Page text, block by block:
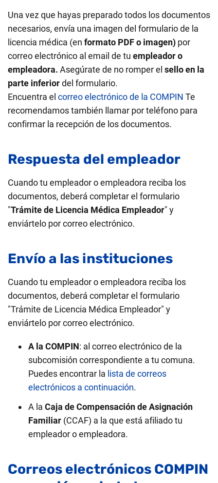
Una vez que hayas preparado todos los documentos
necesarios, envía una imagen del formulario de la
licencia médica (en formato PDF o imagen) por
correo electrónico al email de tu empleador o
empleadora. Asegúrate de no romper el sello en la
parte inferiordel formulario.
Encuentra el correo electrónico de la COMPIN Te
recomendamos también llamar por teléfono para
confirmar la recepción de los documentos.
Respuesta del empleador
Cuando tu empleador o empleadora reciba los
documentos, deberá completar el formulario
"Trámite de Licencia Médica Empleador" y
enviártelo por correo electrónico.
Envío a las instituciones
Cuando tu empleador o empleadora reciba los
documentos, deberá completar el formulario
"Trámite de Licencia Médica Empleador" y
enviártelo por correo electrónico.
A la COMPIN: al correo electrónico de la
subcomisión correspondiente a tu comuna.
Puedes encontrar la lista de correos
electrónicos a continuación.
A la Caja de Compensación de Asignación
Familiar (CCAF) a la que está afiliado tu
empleador o empleadora.
Correos electrónicos COMPIN